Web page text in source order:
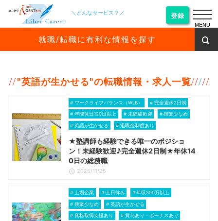
＼どんなサービス？／ 登録
就職/転職に有利な情報を探す
"英語が生かせる"の転職情報・求人一覧
ワークライフバランス（WLB） 完全週休2日制
年間休日120日以上 未経験歓迎 残業少なめ
英語が生かせる 退職金制度あり
★塾講師も経験できる唯一のポジショ
ン！未経験歓迎♪完全週休2日制★年休14
0日の総務職
2025/11/25
上場企業 土日休み 年収300万以上
残業少なめ 英語が生かせる
資格取得支援あり 賞与あり・ボーナスあり
MENU